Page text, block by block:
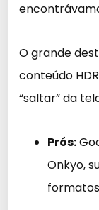
O grande
conteúdo
“saltar” da
Prós:
Onkyo,
formatos